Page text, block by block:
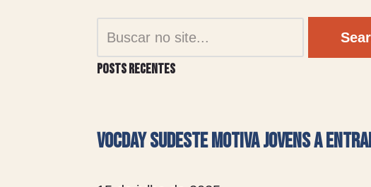
Posts recentes
VocDay Sudeste motiva jovens a